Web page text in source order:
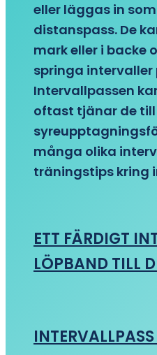
eller läggas in
distanspass. De
mark eller i backe
springa
Intervallpassen
oftast tjänar de
många olika
träningstips kring
ETT FÄRDIGT
LÖPBAND TILL